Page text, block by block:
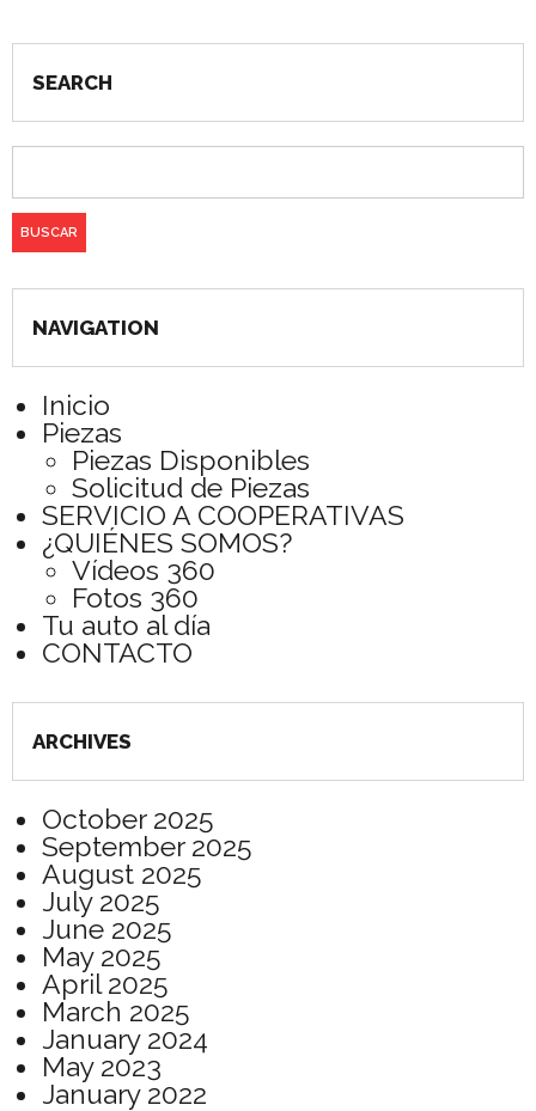
SEARCH
NAVIGATION
Inicio
Piezas
Piezas Disponibles
Solicitud de Piezas
SERVICIO A COOPERATIVAS
¿QUIÉNES SOMOS?
Vídeos 360
Fotos 360
Tu auto al día
CONTACTO
ARCHIVES
October 2025
September 2025
August 2025
July 2025
June 2025
May 2025
April 2025
March 2025
January 2024
May 2023
January 2022